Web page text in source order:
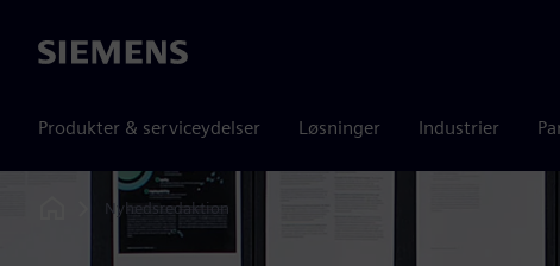
Siemens
Produkter & serviceydelser Løsninger Industrier
Nyhedsredaktion